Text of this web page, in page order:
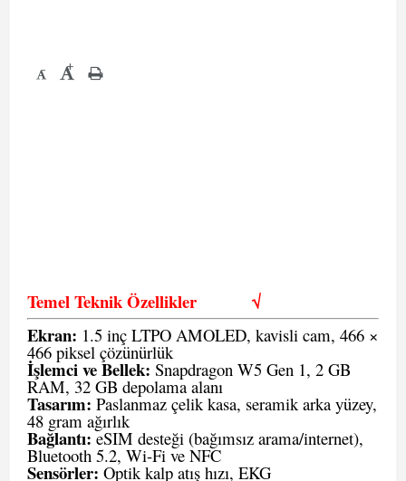
- +
Temel Teknik Özellikler√
Ekran: 1.5 inç LTPO AMOLED, kavisli cam, 466 ×
466 piksel çözünürlük
İşlemci ve Bellek: Snapdragon W5 Gen 1, 2 GB
RAM, 32 GB depolama alanı
Tasarım: Paslanmaz çelik kasa, seramik arka yüzey,
48 gram ağırlık
Bağlantı:eSIM desteği (bağımsız arama/internet),
Bluetooth 5.2, Wi-Fi ve NFC
Sensörler: Optik kalp atış hızı, EKG